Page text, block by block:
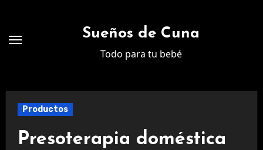
contenido
Sueños de Cuna
Todo para tu bebé
Productos
Presoterapia doméstica